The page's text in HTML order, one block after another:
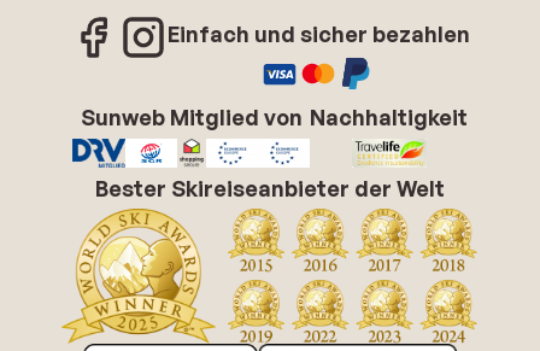
Einfach und sicher bezahlen
Sunweb Mitglied von Nachhaltigkeit
Bester Skireiseanbieter der Welt